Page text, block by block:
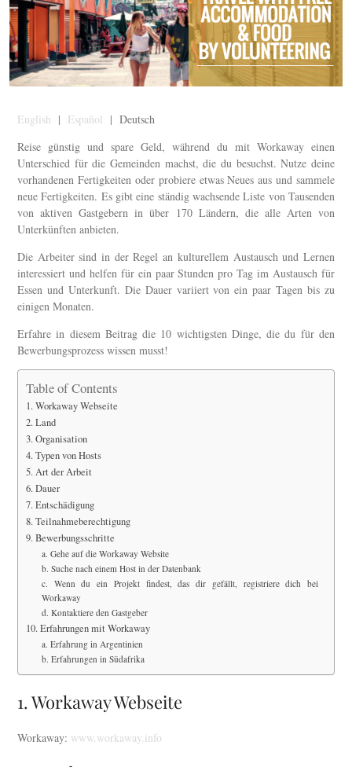
English | Español
| Deutsch
Reise günstig und spare Geld, während du mit Workaway einen
Unterschied für die Gemeinden machst, die du besuchst. Nutze deine
vorhandenen Fertigkeiten oder probiere etwas Neues aus und sammele
neue Fertigkeiten. Es gibt eine ständig wachsende Liste von Tausenden
von aktiven Gastgebern in über 170 Ländern, die alle Arten von
Unterkünften anbieten.
Die Arbeiter sind in der Regel an kulturellem Austausch und Lernen
interessiert und helfen für ein paar Stunden pro Tag im Austausch für
Essen und Unterkunft. Die Dauer variiert von ein paar Tagen bis zu
einigen Monaten.
Erfahre in diesem Beitrag die 10 wichtigsten Dinge, die du für den
Bewerbungsprozess wissen musst!
Table of Contents
1. Workaway Webseite
2. Land
3. Organisation
4. Typen von Hosts
5. Art der Arbeit
6. Dauer
7. Entschädigung
8. Teilnahmeberechtigung
9. Bewerbungsschritte
a. Gehe auf die Workaway Website
b. Suche nach einem Host in der Datenbank
c. Wenn du ein Projekt findest, das dir gefällt, registriere dich bei
Workaway
d. Kontaktiere den Gastgeber
10. Erfahrungen mit Workaway
a. Erfahrung in Argentinien
b. Erfahrungen in Südafrika
1. Workaway Webseite
Workaway: www.workaway.info